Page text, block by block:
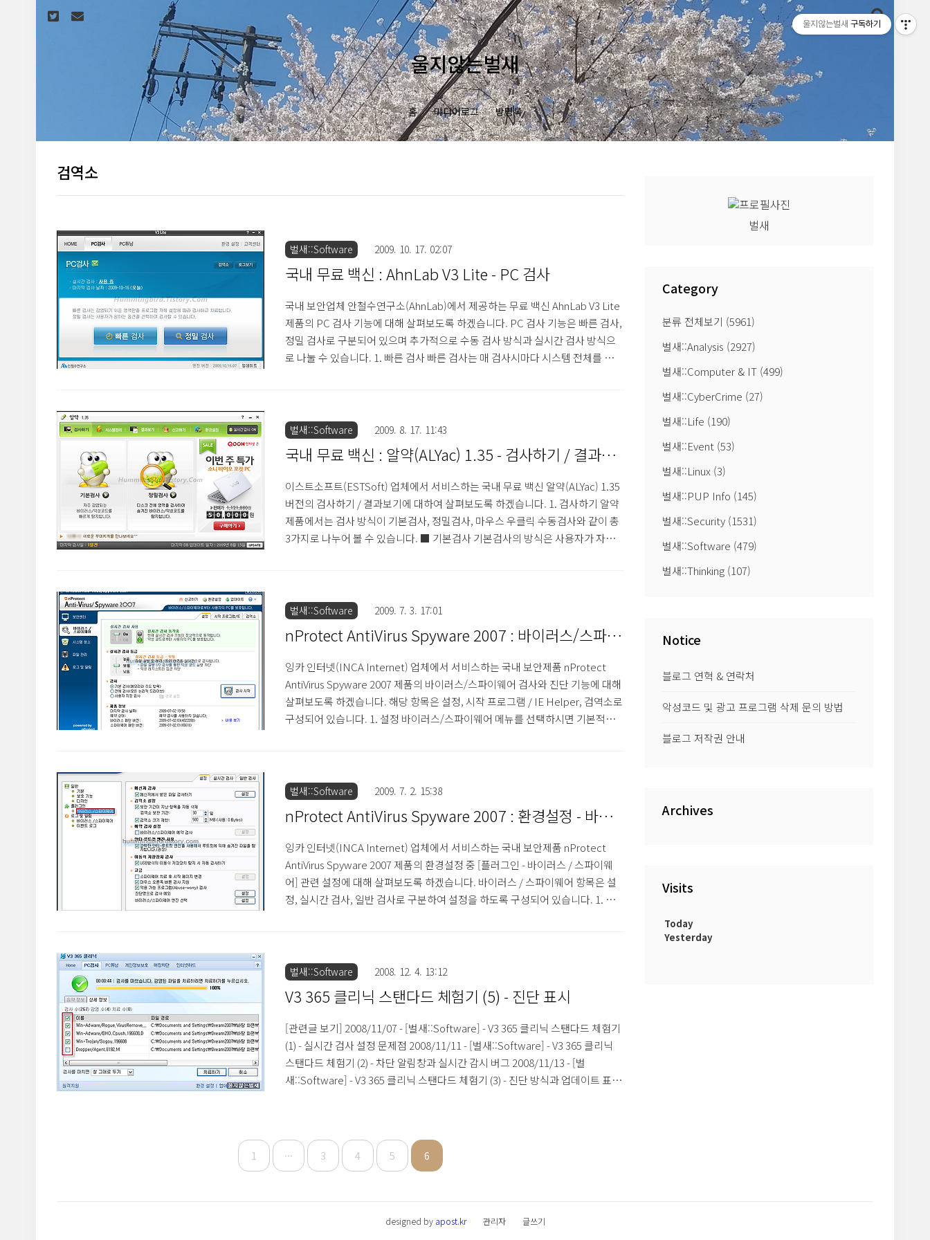
울지않는벌새
홈 미디어로그 방명록
벌새
Category
분류 전체보기 (5961)
벌새::Analysis (2927)
벌새::Computer & IT (499)
벌새::CyberCrime (27)
벌새::Life (190)
벌새::Event (53)
벌새::Linux (3)
벌새::PUP Info (145)
벌새::Security (1531)
벌새::Software (479)
벌새::Thinking (107)
Notice
블로그 연혁 & 연락처
악성코드 및 광고 프로그램 삭제 문의 방법
블로그 저작권 안내
Archives
Visits
Today
Yesterday
검역소
벌새::Software 2009. 10. 17. 02:07
국내 무료 백신 : AhnLab V3 Lite - PC 검사
국내 보안업체 안철수연구소(AhnLab)에서 제공하는 무료 백신 AhnLab V3 Lite
제품의 PC 검사 기능에 대해 살펴보도록 하겠습니다. PC 검사 기능은 빠른 검사,
정밀 검사로 구분되어 있으며 추가적으로 수동 검사 방식과 실시간 검사 방식으
로 나눌 수 있습니다. 1. 빠른 검사 빠른 검사는 매 검사시마다 시스템 전체를 검사
우 시스템 폴더 검사 영역을 검사하도록 구성되어 있습니다. 만약 빠른 검사에서
악성코드를 발견할 경우에는 반드시 정밀 검사를 하여..
벌새::Software 2009. 8. 17. 11:43
국내 무료 백신 : 알약(ALYac) 1.35 - 검사하기 / 결과보
이스트소프트(ESTSoft) 업체에서 서비스하는 국내 무료 백신 알약(ALYac) 1.35
버전의 검사하기 / 결과보기에 대하여 살펴보도록 하겠습니다. 1. 검사하기 알약
제품에서는 검사 방식이 기본검사, 정밀검사, 마우스 우클릭 수동검사와 같이 총
3가지로 나누어 볼 수 있습니다. ■ 기본검사 기본검사의 방식은 사용자가 자주
로 검사를 진행하도록 구성되어 있습니다. 알약 제품의 검사 화면을 보시면 그림
벌새::Software 2009. 7. 3. 17:01
nProtect AntiVirus Spyware 2007 : 바이러스/스파이
잉카 인터넷(INCA Internet) 업체에서 서비스하는 국내 보안제품 nProtect
AntiVirus Spyware 2007 제품의 바이러스/스파이웨어 검사와 진단 기능에 대해
살펴보도록 하겠습니다. 해당 항목은 설정, 시작 프로그램 / IE Helper, 검역소로
구성되어 있습니다. 1. 설정 바이러스/스파이웨어 메뉴를 선택하시면 기본적으
진행하여 발견된 악성코드를 사용자에게 표시해 주는 기능입니다. 그러므로 사용
벌새::Software 2009. 7. 2. 15:38
nProtect AntiVirus Spyware 2007 : 환경설정 - 바이
잉카 인터넷(INCA Internet) 업체에서 서비스하는 국내 보안제품 nProtect
AntiVirus Spyware 2007 제품의 환경설정 중 [플러그인 - 바이러스 / 스파이웨
어] 관련 설정에 대해 살펴보도록 하겠습니다. 바이러스 / 스파이웨어 항목은 설
정, 실시간 검사, 일반 검사로 구분하여 설정을 하도록 구성되어 있습니다. 1. 설
성화된 상태이므로 자신이 사용하는 메신저 항목을 선택하여 주시면 됩니다. ●
벌새::Software 2008. 12. 4. 13:12
V3 365 클리닉 스탠다드 체험기 (5) - 진단 표시
[관련글 보기] 2008/11/07 - [벌새::Software] - V3 365 클리닉 스탠다드 체험기
(1) - 실시간 검사 설정 문제점 2008/11/11 - [벌새::Software] - V3 365 클리닉
스탠다드 체험기 (2) - 차단 알림창과 실시간 감시 버그 2008/11/13 - [벌
새::Software] - V3 365 클리닉 스탠다드 체험기 (3) - 진단 방식과 업데이트 표기
한 여러 가지를 살펴보도록 하겠습니다. V3..
1 ··· 3 4 5 6
designed by apost.kr 관리자 글쓰기
울지않는벌새 구독하기